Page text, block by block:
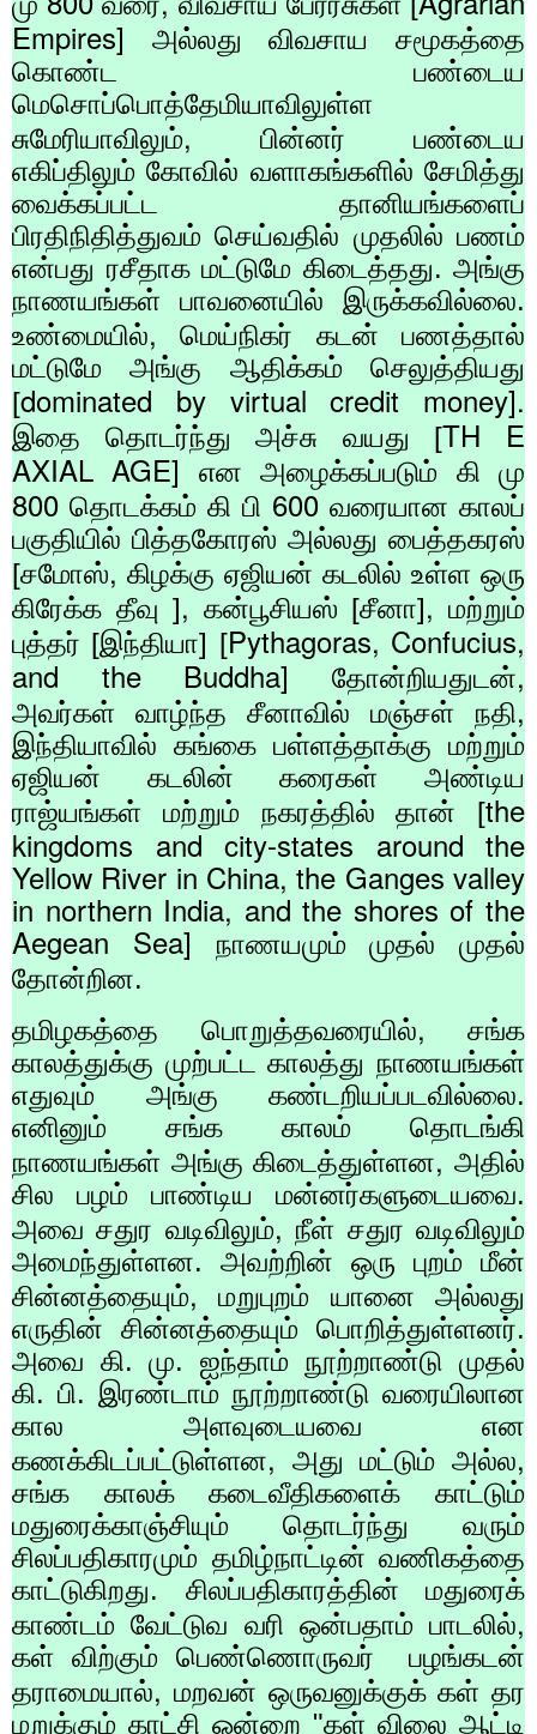
Empires]
அல்லது விவசாய சமூகத்தை
கொண்ட பண்டைய
மெசொப்பொத்தேமியாவிலுள்ள
சுமேரியாவிலும்,
பின்னர் பண்டைய
எகிப்திலும் கோவில் வளாகங்களில் சேமித்து
வைக்கப்பட்ட தானியங்களைப்
பிரதிநிதித்துவம் செய்வதில் முதலில் பணம்
என்பது ரசீதாக மட்டுமே கிடைத்தது. அங்கு
நாணயங்கள் பாவனையில் இருக்கவில்லை.
உண்மையில்,மெய்நிகர் கடன் பணத்தால்
மட்டுமே அங்கு ஆதிக்கம் செலுத்தியது
[dominated by virtual credit money].
இதை தொடர்ந்து அச்சு வயது [TH E
AXIAL AGE]
என அழைக்கப்படும் கி மு
800 தொடக்கம் கி பி 600 வரையான காலப்
பகுதியில் பித்தகோரஸ் அல்லது பைத்தகரஸ்
[சமோஸ், கிழக்கு ஏஜியன் கடலில் உள்ள ஒரு
கிரேக்க தீவு ], கன்பூசியஸ் [சீனா],மற்றும்
புத்தர் [இந்தியா] [Pythagoras, Confucius,
and the Buddha]
தோன்றியதுடன்,
அவர்கள் வாழ்ந்த சீனாவில் மஞ்சள் நதி,
இந்தியாவில் கங்கை பள்ளத்தாக்கு மற்றும்
ஏஜியன் கடலின் கரைகள் அண்டிய
ராஜ்யங்கள் மற்றும் நகரத்தில் தான் [the
kingdoms and city-states around the
Yellow River in China, the Ganges valley
in northern India, and the shores of the
Aegean Sea]
நாணயமும் முதல் முதல்
தோன்றின.
தமிழகத்தை பொறுத்தவரையில்,
சங்க
காலத்துக்கு முற்பட்ட காலத்து நாணயங்கள்
எதுவும் அங்கு கண்டறியப்படவில்லை.
எனினும் சங்க காலம் தொடங்கி
நாணயங்கள் அங்கு கிடைத்துள்ளன,அதில்
சில பழம் பாண்டிய மன்னர்களுடையவை.
அவை சதுர வடிவிலும், நீள் சதுர வடிவிலும்
அமைந்துள்ளன. அவற்றின் ஒரு புறம் மீன்
சின்னத்தையும்,மறுபுறம் யானை அல்லது
எருதின் சின்னத்தையும் பொறித்துள்ளனர்.
அவை கி. மு. ஐந்தாம் நூற்றாண்டு முதல்
கி. பி. இரண்டாம் நூற்றாண்டு வரையிலான
கால அளவுடையவை என
கணக்கிடப்பட்டுள்ளன, அது மட்டும் அல்ல,
சங்க காலக் கடைவீதிகளைக் காட்டும்
மதுரைக்காஞ்சியும் தொடர்ந்து வரும்
சிலப்பதிகாரமும் தமிழ்நாட்டின் வணிகத்தை
காட்டுகிறது. சிலப்பதிகாரத்தின் மதுரைக்
காண்டம் வேட்டுவ வரி ஒன்பதாம் பாடலில்,
கள் விற்கும் பெண்ணொருவர்
பழங்கடன்
தராமையால், மறவன் ஒருவனுக்குக் கள் தர
மறுக்கும் காட்சி ஒன்றை "கள் விலை ஆட்டி